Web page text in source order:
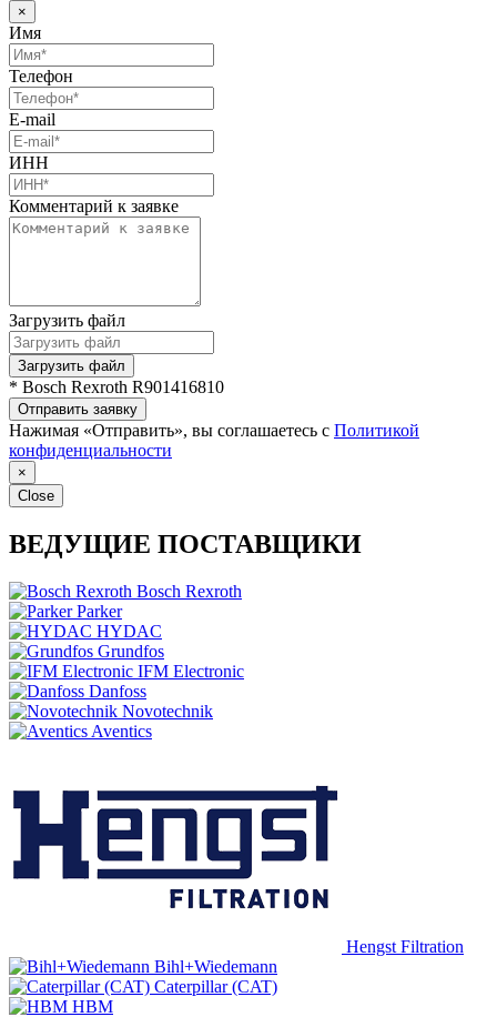
×
Имя
Телефон
E-mail
ИНН
Комментарий к заявке
Загрузить файл
Загрузить файл
* Bosch Rexroth R901416810
Отправить заявку
Нажимая «Отправить», вы соглашаетесь с Политикой
конфиденциальности
×
Close
ВЕДУЩИЕ ПОСТАВЩИКИ
Bosch Rexroth
Parker
HYDAC
Grundfos
IFM Electronic
Danfoss
Novotechnik
Aventics
Hengst Filtration
Bihl+Wiedemann
Caterpillar (CAT)
HBM